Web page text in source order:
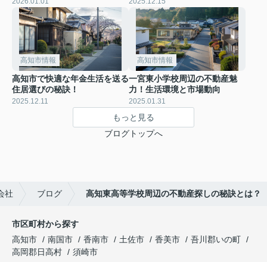
高知市情報
高知市で快適な年金生活を送る
住居選びの秘訣！
2025.12.11
高知市情報
一宮東小学校周辺の不動産魅
力！生活環境と市場動向
2025.01.31
もっと見る
ブログトップへ
社 ブログ 高知東高等学校周辺の不動産探しの秘訣とは？
市区町村から探す
高知市
南国市 香南市 土佐市 香美市
吾川郡いの町
高岡郡日高村
須崎市